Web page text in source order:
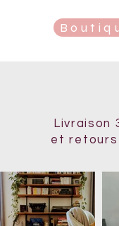
Livraison
et